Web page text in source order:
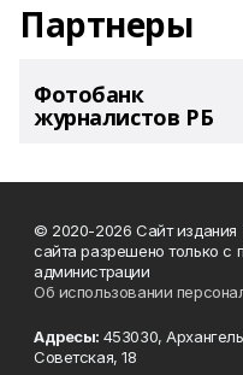
Партнеры
Фотобанк
журналистов РБ
© 2020-2026 Сайт издания
сайта разрешено только с
администрации
Об использовании
Адресы: 453030,
Советская, 18